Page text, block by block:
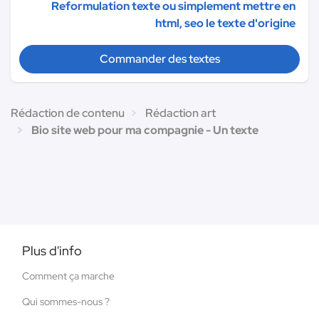
Reformulation texte ou simplement mettre en
html, seo le texte d'origine
Commander des textes
Rédaction de contenu
Rédaction art
Bio site web pour ma compagnie - Un texte
Plus d'info
Comment ça marche
Qui sommes-nous ?